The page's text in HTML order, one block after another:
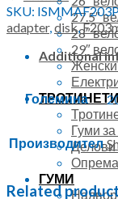
27.5″
28″
29″
Женски
Гуми
Делови
Опрема
ГУМИ
MA-
F203mm
P/P
quantity
SKU:
adapter,disk,
Additional
Големина
Производител
Related